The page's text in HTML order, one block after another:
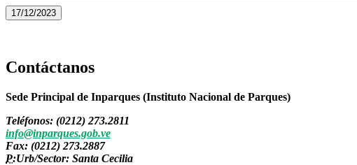
17/12/2023
Contáctanos
Sede Principal de Inparques (Instituto Nacional de Parques)
Teléfonos: (0212) 273.2811
info@inparques.gob.ve
Fax: (0212) 273.2887
P:Urb/Sector: Santa Cecilia